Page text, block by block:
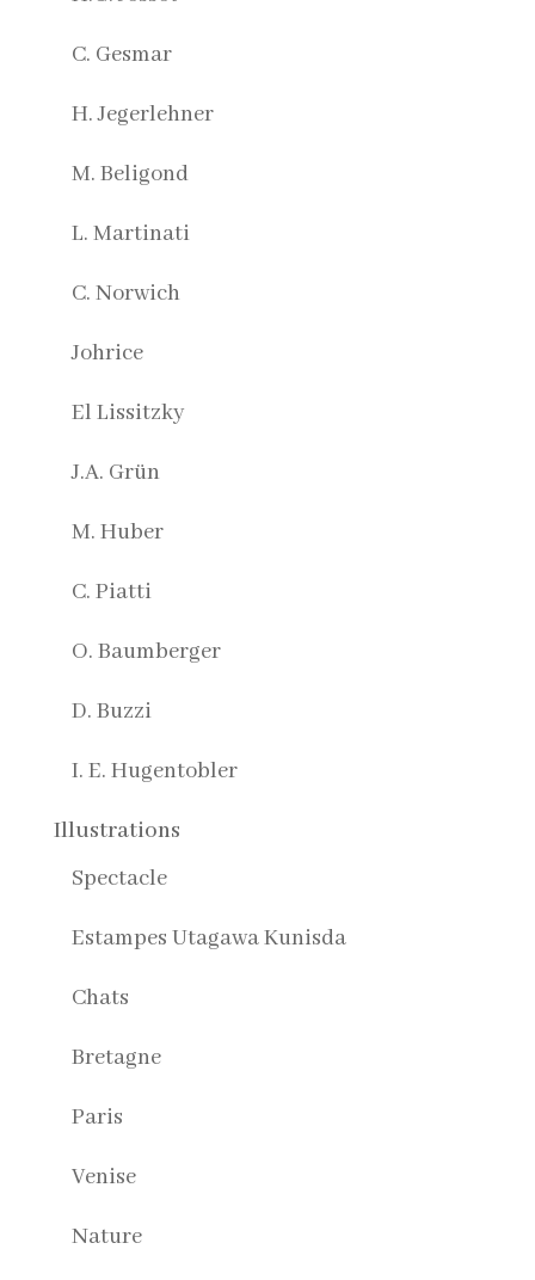
C. Gesmar
H. Jegerlehner
M. Beligond
L. Martinati
C. Norwich
Johrice
El Lissitzky
J.A. Grün
M. Huber
C. Piatti
O. Baumberger
D. Buzzi
I. E. Hugentobler
Illustrations
Spectacle
Estampes Utagawa Kunisda
Chats
Bretagne
Paris
Venise
Nature